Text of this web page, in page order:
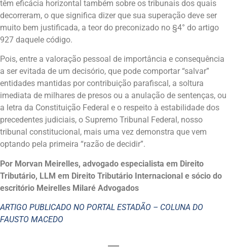
têm eficácia horizontal também sobre os tribunais dos quais
decorreram, o que significa dizer que sua superação deve ser
muito bem justificada, a teor do preconizado no §4° do artigo
927 daquele código.
Pois, entre a valoração pessoal de importância e consequência
a ser evitada de um decisório, que pode comportar “salvar”
entidades mantidas por contribuição parafiscal, a soltura
imediata de milhares de presos ou a anulação de sentenças, ou
a letra da Constituição Federal e o respeito à estabilidade dos
precedentes judiciais, o Supremo Tribunal Federal, nosso
tribunal constitucional, mais uma vez demonstra que vem
optando pela primeira “razão de decidir”.
Por Morvan Meirelles, advogado especialista em Direito
Tributário, LLM em Direito Tributário Internacional e sócio do
escritório Meirelles Milaré Advogados
ARTIGO PUBLICADO NO PORTAL ESTADÃO – COLUNA DO
FAUSTO MACEDO